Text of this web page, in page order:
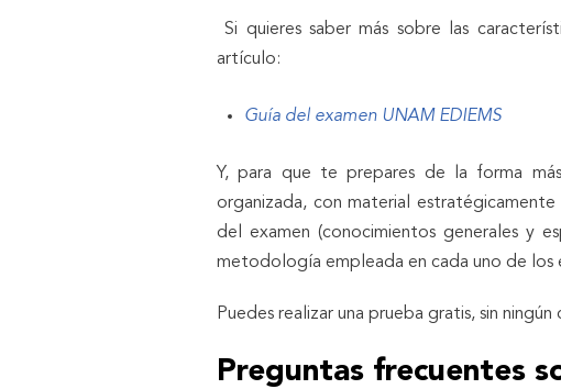
Si quieres saber más sobre las
artículo:
Guía del examen UNAM EDIEMS
Y, para que te prepares de la forma
organizada, con material
del examen (conocimientos generales y
metodología empleada en cada uno de los
Puedes realizar una prueba gratis, sin
Preguntas frecuentes